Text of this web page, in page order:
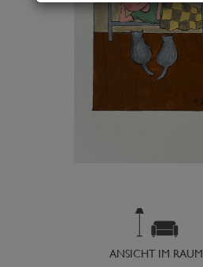
ANSICHT IM RAUM